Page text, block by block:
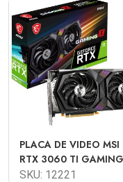
PLACA DE VIDEO MSI
RTX 3060 TI
8GB LHR OPEN BOX
SKU: 12221